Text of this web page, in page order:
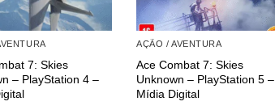
7: Skies
– PlayStation 4 –
AÇÃO / AVENTURA
Ace Combat 7: Skies
Unknown – PlayStation 5 –
Mídia Digital